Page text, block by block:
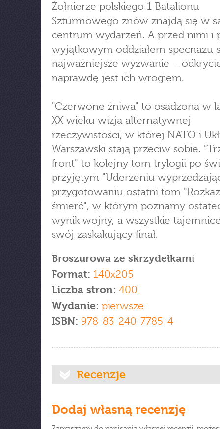
Żołnierze polskiego 1 Batalionu
Szturmowego znów znajdą się w
centrum wydarzeń. A przed nimi i
wyjątkowym oddziałem specnazu
najważniejsze wyzwanie –
naprawdę jest ich wrogiem.
"Czerwone żniwa" to osadzona w
XX wieku wizja alternatywnej
rzeczywistości, w której NATO i
Warszawski stają przeciw sobie.
front" to kolejny tom trylogii po
przyjętym "Uderzeniu
przygotowaniu ostatni tom
śmierć", w którym poznamy
wynik wojny, a wszystkie
swój zaskakujący finał.
Broszurowa ze skrzydełkami
Format: 140x205
Liczba stron: 400
Wydanie: pierwsze
ISBN: 978-83-240-7785-4
Recenzje
Dodaj własną recenzję